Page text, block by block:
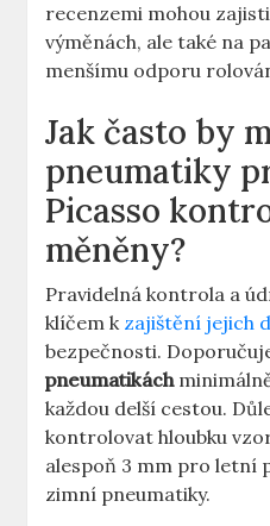
recenzemi mohou
výměnách, ale také na
menšímu odporu
Jak často by
pneumatiky
Picasso
měněny?
Pravidelná kontrola a
klíčem k zajištění jejich
bezpečnosti.
pneumatikách
každou delší cestou.
kontrolovat hloubku
alespoň 3 mm pro letní
zimní pneumatiky.